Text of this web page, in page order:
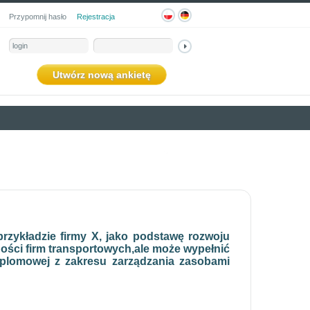
Przypomnij hasło Rejestracja
Utwórz nową ankietę
firmy X, jako podstawę rozwoju
firm transportowych,ale może wypełnić
z zakresu zarządzania zasobami